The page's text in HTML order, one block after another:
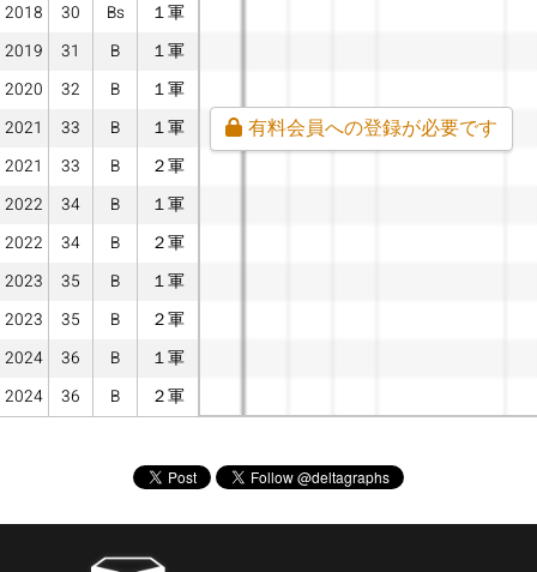
2018
30 Bs
１軍
2019
31 B
１軍
2020
32 B
１軍
2021
33 B
１軍
2021
33 B
２軍
2022
34 B
１軍
2022
34 B
２軍
2023
35 B
１軍
2023
35 B
２軍
2024
36 B
１軍
2024
36 B ２軍
有料会員への登録が必要です